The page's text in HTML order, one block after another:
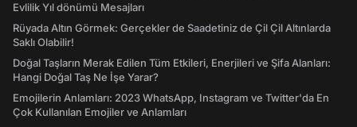
Evlilik Yıl dönümü Mesajları
Rüyada Altın Görmek: Gerçekler de Saadetiniz de Çil Çil Altınlarda
Saklı Olabilir!
Doğal Taşların Merak Edilen Tüm Etkileri, Enerjileri ve Şifa Alanları:
Hangi Doğal Taş Ne İşe Yarar?
Emojilerin Anlamları: 2023 WhatsApp, Instagram ve Twitter'da En
Çok Kullanılan Emojiler ve Anlamları